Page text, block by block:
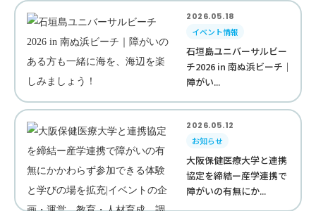
2026.05.18
イベント情報
石垣島ユニバーサルビー
チ2026 in 南ぬ浜ビーチ｜
障がい...
2026.05.12
お知らせ
大阪保健医療大学と連携
協定を締結ー産学連携で
障がいの有無にか...